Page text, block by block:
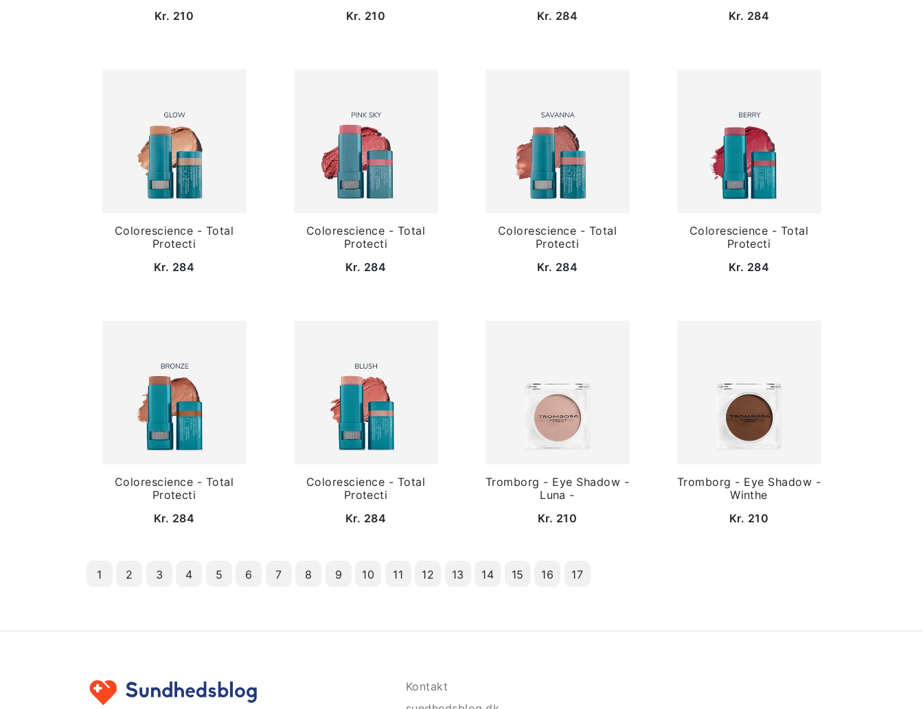
Kr. 210
Kr. 210
Kr. 284
Kr. 284
Colorescience - Total
Protecti
Kr. 284
Colorescience - Total
Protecti
Kr. 284
Colorescience - Total
Protecti
Kr. 284
Colorescience - Total
Protecti
Kr. 284
Colorescience - Total
Protecti
Kr. 284
Colorescience - Total
Protecti
Kr. 284
Tromborg - Eye Shadow -
Luna -
Kr. 210
Tromborg - Eye Shadow -
Winthe
Kr. 210
1 2 3 4 5 6 7 8 9 10 11 12 13 14 15 16 17
Kontakt